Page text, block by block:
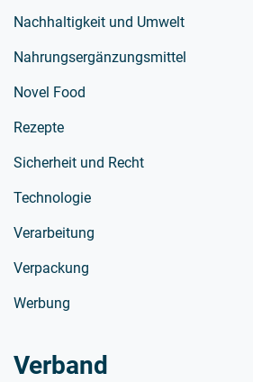
Nachhaltigkeit und Umwelt
Nahrungsergänzungsmittel
Novel Food
Rezepte
Sicherheit und Recht
Technologie
Verarbeitung
Verpackung
Werbung
Verband